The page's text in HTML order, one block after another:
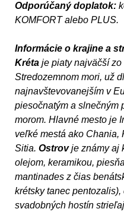
Odporúčaný doplatok:
KOMFORT alebo PLUS.
Informácie o krajine a
Kréta je piaty najväčší
Stredozemnom mori, už
najnavštevovanejším v
piesočnatým a slnečným
morom. Hlavné mesto je
veľké mestá ako Chania,
Sitia. Ostrovje známy aj
olejom, keramikou,
mantinades z čias
krétsky tanec
svadobných hostín